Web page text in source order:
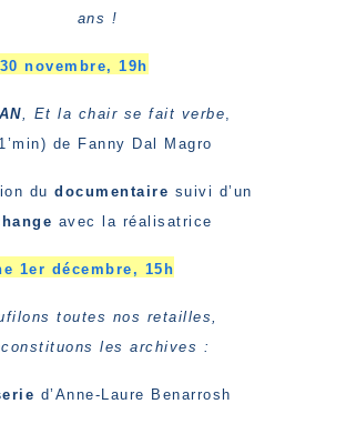
ans !
novembre, 19h
, Et la chair se fait verbe,
de Fanny Dal Magro
dudocumentaire suivi d’un
avec la réalisatrice
1er décembre, 15h
toutes nos retailles,
les archives :
d’Anne-Laure Benarrosh